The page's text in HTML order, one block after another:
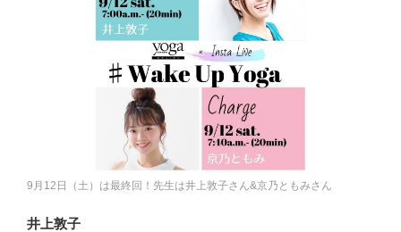
9月12日（土）は最終回！先生は井上敦子さん&京乃ともみさん
井上敦子